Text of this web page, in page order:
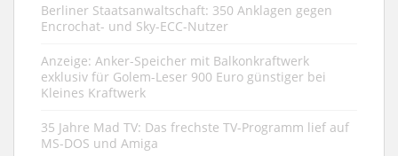
Berliner Staatsanwaltschaft: 350 Anklagen gegen
Encrochat- und Sky-ECC-Nutzer
Anzeige: Anker-Speicher mit Balkonkraftwerk
exklusiv für Golem-Leser 900 Euro günstiger bei
Kleines Kraftwerk
35 Jahre Mad TV: Das frechste TV-Programm lief auf
MS-DOS und Amiga